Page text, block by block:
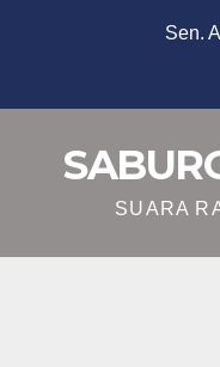
Sen.
SUARA